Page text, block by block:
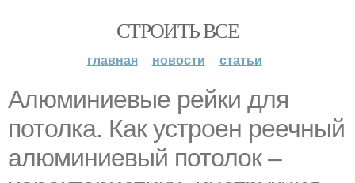
СТРОИТЬ ВСЕ
главная новости статьи
Алюминиевые рейки для
потолка. Как устроен реечный
алюминиевый потолок –